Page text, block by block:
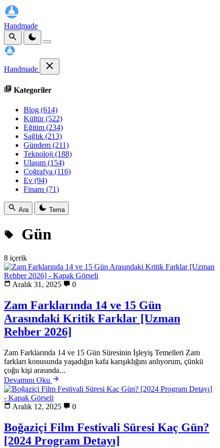
Handmade
Handmade
Kategoriler
Blog (614)
Kültür(522)
Eğitim (234)
Sağlık (213)
Gündem (211)
Teknoloji (188)
Ulaşım (154)
Coğrafya (116)
Ev (94)
Finans (71)
Ara Tema
Gün
8 içerik
Aralık 31, 2025 0
Zam Farklarında 14 ve 15 Gün
Arasındaki Kritik Farklar [Uzman
Rehber 2026]
Zam Farklarında 14 ve 15 Gün Süresinin İşleyiş Temelleri Zam
farkları konusunda yaşadığın kafa karışıklığını anlıyorum, çünkü
çoğu kişi arasında...
Devamını Oku
Aralık 12, 2025 0
Boğaziçi Film Festivali Süresi Kaç Gün?
[2024 Program Detayı]